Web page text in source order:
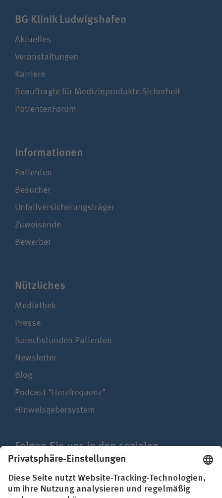
BG Klinik Ludwigshafen
Aktuelles
Veranstaltungen
Karriere
Beauftragte für Medizinprodukte-Sicherheit
PatientenForum
Infor­ma­tionen
Patienten
Besucher
Unfallversicherungsträger
Zuweisende
Bewerber
Nützliches
Mediathek
Presse
Sprechstunden Patienten
Newsletter
Blog
Podcast "Herzfrequenz"
Hinweisgebersystem
Folgen Sie uns in den sozialen
Netzwerken